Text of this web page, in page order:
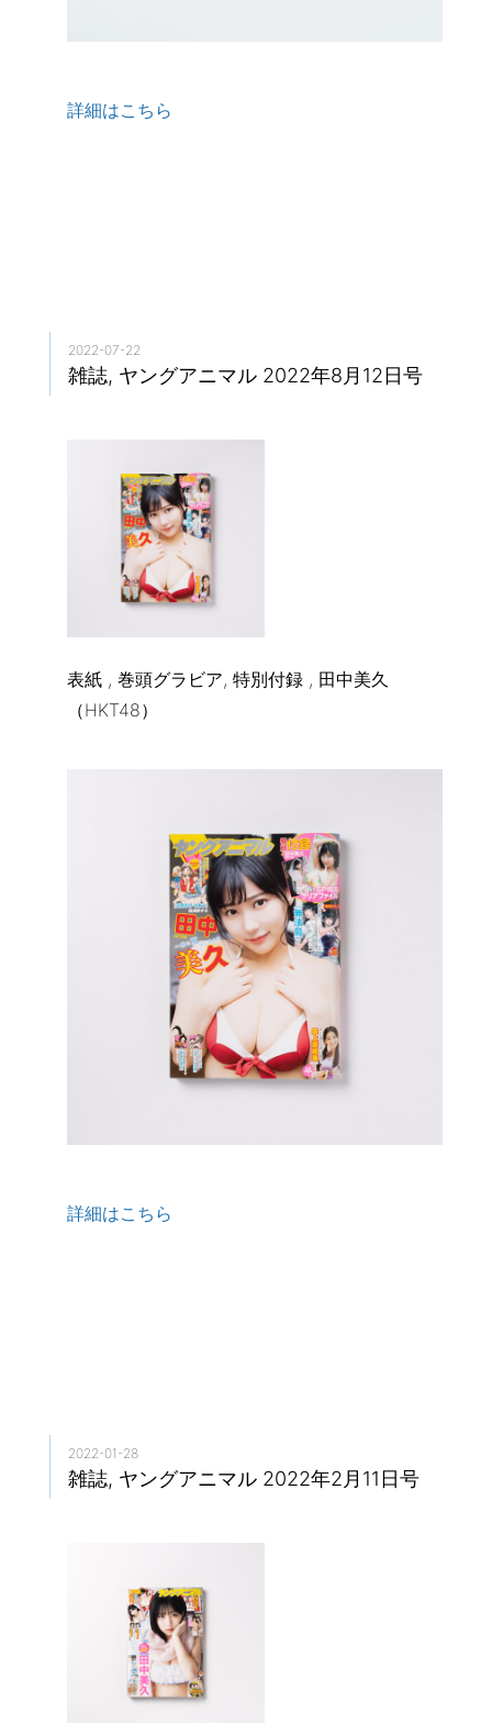
詳細はこちら
2022-07-22
雑誌, ヤングアニマル 2022年8月12日号
表紙 , 巻頭グラビア, 特別付録 , 田中美久
（HKT48）
詳細はこちら
2022-01-28
雑誌, ヤングアニマル 2022年2月11日号